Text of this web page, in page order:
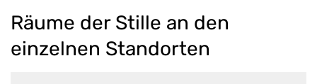
Räume der Stille an den
einzelnen Standorten